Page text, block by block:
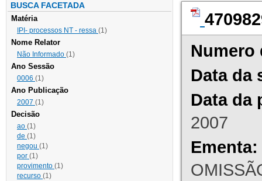
BUSCA FACETADA
Matéria
IPI- processos NT - ressa (1)
Nome Relator
Não Informado (1)
Ano Sessão
0006 (1)
Ano Publicação
2007 (1)
Decisão
ao (1)
de (1)
negou (1)
por (1)
provimento (1)
recurso (1)
Numero
Data da
Data da
2007
Ementa: